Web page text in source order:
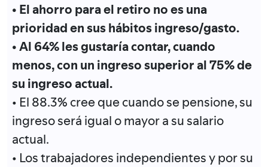
• El ahorro para el retiro no es una
prioridad en sus hábitos ingreso/gasto.
• Al 64% les gustaría contar, cuando
menos, con un ingreso superior al 75% de
su ingreso actual.
• El 88.3% cree que cuando se pensione, su
ingreso será igual o mayor a su salario
actual.
• Los trabajadores independientes y por su